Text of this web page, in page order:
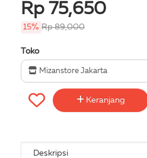
Rp 75,650
15% Rp 89,000
Toko
Mizanstore Jakarta
Keranjang
Deskripsi